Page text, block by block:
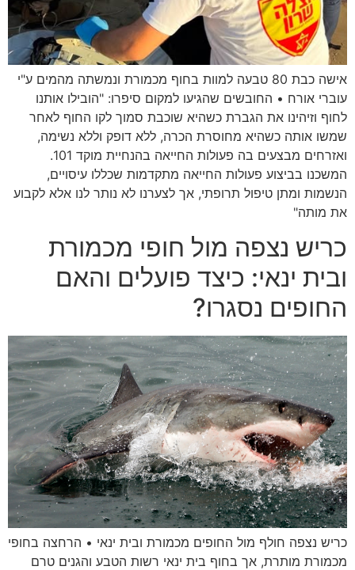
אישה כבת 80 טבעה למוות בחוף מכמורת ונמשתה מהמים ע"י
עוברי אורח • החובשים שהגיעו למקום סיפרו: "הובילו אותנו
לחוף וזיהינו את הגברת כשהיא שוכבת סמוך לקו החוף לאחר
שמשו אותה כשהיא מחוסרת הכרה, ללא דופק וללא נשימה,
ואזרחים מבצעים בה פעולות החייאה בהנחיית מוקד 101.
המשכנו בביצוע פעולות החייאה מתקדמות שכללו עיסויים,
הנשמות ומתן טיפול תרופתי, אך לצערנו לא נותר לנו אלא לקבוע
את מותה"
כריש נצפה מול חופי מכמורת
ובית ינאי: כיצד פועלים והאם
החופים נסגרו?
כריש נצפה חולף מול החופים מכמורת ובית ינאי • הרחצה בחופי
מכמורת מותרת, אך בחוף בית ינאי רשות הטבע והגנים טרם